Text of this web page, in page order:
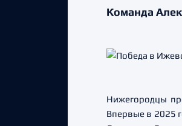
Команда
Нижегородцы
Впервые в 2025